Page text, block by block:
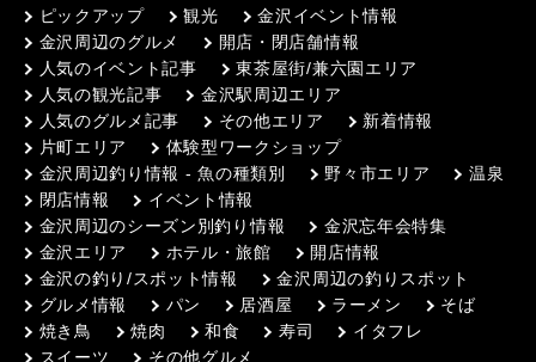
ピックアップ 観光
金沢イベント情報
金沢周辺のグルメ
開店・閉店舗情報
人気のイベント記事
東茶屋街/兼六園エリア
人気の観光記事
金沢駅周辺エリア
人気のグルメ記事
その他エリア
新着情報
片町エリア
体験型ワークショップ
金沢周辺釣り情報 - 魚の種類別
野々市エリア
温泉
閉店情報
イベント情報
金沢周辺のシーズン別釣り情報
金沢忘年会特集
金沢エリア
ホテル・旅館
開店情報
金沢の釣り/スポット情報
金沢周辺の釣りスポット
グルメ情報
パン 居酒屋 ラーメン
そば
焼き鳥
焼肉 和食 寿司
イタフレ
スイーツ
その他グルメ